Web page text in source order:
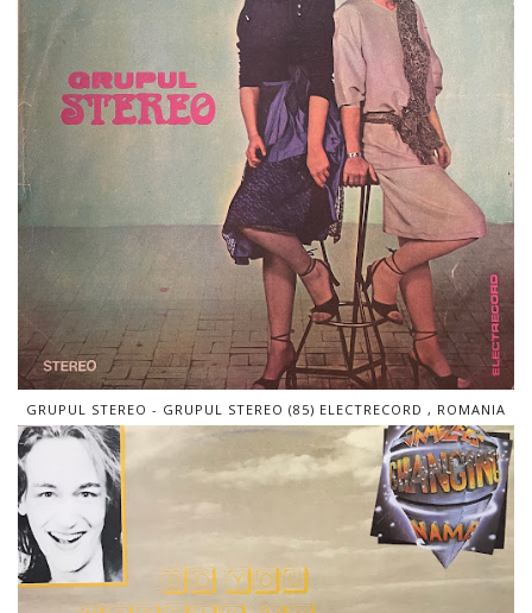
GRUPUL STEREO - GRUPUL STEREO (85) ELECTRECORD , ROMANIA